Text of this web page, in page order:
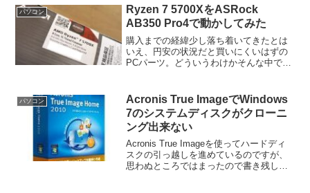
べると、この製品には同じような症状が
多い模様。...
パソコン
Ryzen 7 5700XをASRock
AB350 Pro4で動かしてみた
購入までの経緯少し落ち着いてきたとは
いえ、円安の状況だと買いにくいはずの
PCパーツ。どういうわけかそんな中で、
Ryzen 7000シリーズが発売されたばかり
です...
パソコン
Acronis True ImageでWindows
7のシステムディスクがクローニ
ング出来ない
Acronis True Imageを使ってハードディ
スクの引っ越しを進めているのですが、
思わぬところではまったので書き残して